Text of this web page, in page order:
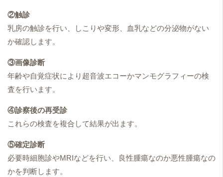
②触診
乳房の触診を行い、しこりや変形、血乳などの分泌物がない
か確認します。
③画像診断
年齢や自覚症状により超音波エコーかマンモグラフィーの検
査を行います。
④診察後の再受診
これらの検査を複合して結果が出ます。
⑤確定診断
必要時細胞診やMRIなどを行い、良性腫瘍なのか悪性腫瘍なの
かを判断します。